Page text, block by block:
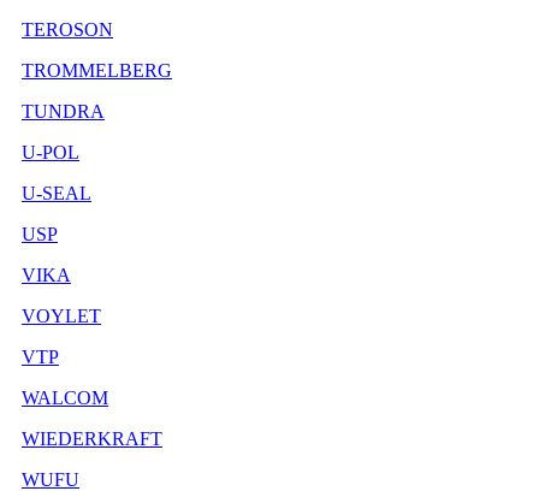
TEROSON
TROMMELBERG
TUNDRA
U-POL
U-SEAL
USP
VIKA
VOYLET
VTP
WALCOM
WIEDERKRAFT
WUFU